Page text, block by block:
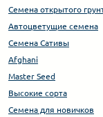
Семена открытого
Автоцветущие семена
Семена Сативы
Afghani
Master Seed
Высокие сорта
Cемена для новичков